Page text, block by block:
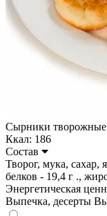
Сырники творожные
Ккал: 186
Состав
Творог, мука, сахар,
белков - 19,4 г .,
Энергетическая
Выпечка, десерты